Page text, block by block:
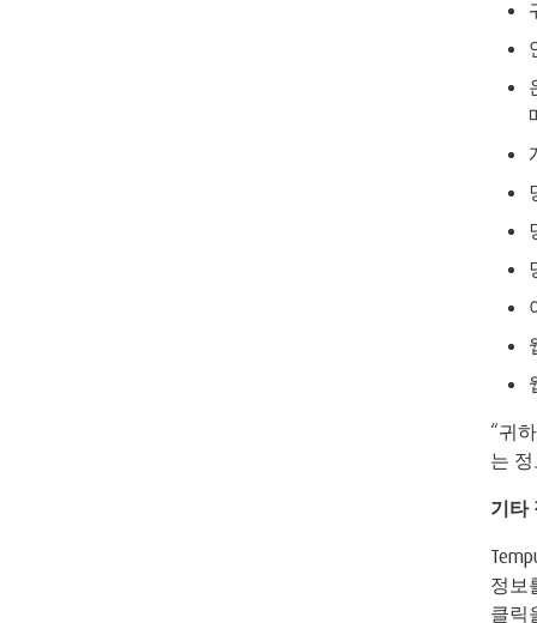
“귀
는
기타
정보
클릭